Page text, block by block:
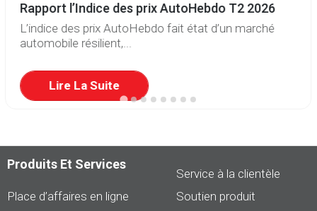
Rapport l’Indice des prix AutoHebdo T2 2026
L’indice des prix AutoHebdo fait état d’un marché
automobile résilient,...
Lire La Suite
Produits Et Services
Place d’affaires en ligne
Service à la clientèle
Soutien produit